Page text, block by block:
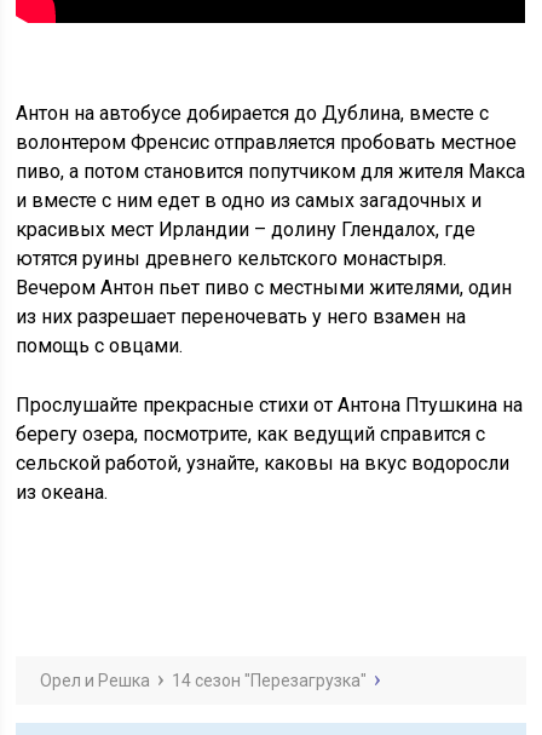
Антон на автобусе добирается до Дублина, вместе с
волонтером Френсис отправляется пробовать местное
пиво, а потом становится попутчиком для жителя Макса
и вместе с ним едет в одно из самых загадочных и
красивых мест Ирландии – долину Глендалох, где
ютятся руины древнего кельтского монастыря.
Вечером Антон пьет пиво с местными жителями, один
из них разрешает переночевать у него взамен на
помощь с овцами.
Прослушайте прекрасные стихи от Антона Птушкина на
берегу озера, посмотрите, как ведущий справится с
сельской работой, узнайте, каковы на вкус водоросли
из океана.
Орел и Решка 14 сезон "Перезагрузка"